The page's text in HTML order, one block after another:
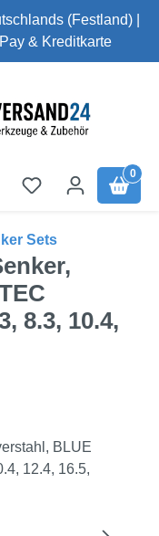
(Festland) |
& Kreditkarte
0
Sets
8.3, 10.4,